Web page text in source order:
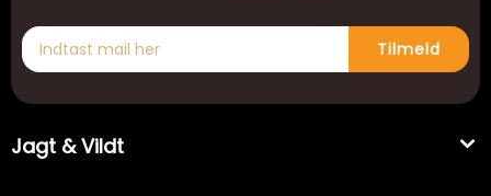
Tilmeld
Jagt & Vildt